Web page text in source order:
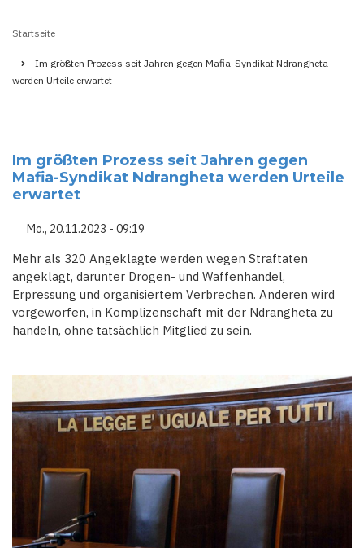
Startseite
Im größten Prozess seit Jahren gegen Mafia-Syndikat Ndrangheta
werden Urteile erwartet
Im größten Prozess seit Jahren gegen
Mafia-Syndikat Ndrangheta werden Urteile
erwartet
Mo., 20.11.2023 - 09:19
Mehr als 320 Angeklagte werden wegen Straftaten
angeklagt, darunter Drogen- und Waffenhandel,
Erpressung und organisiertem Verbrechen. Anderen wird
vorgeworfen, in Komplizenschaft mit der Ndrangheta zu
handeln, ohne tatsächlich Mitglied zu sein.